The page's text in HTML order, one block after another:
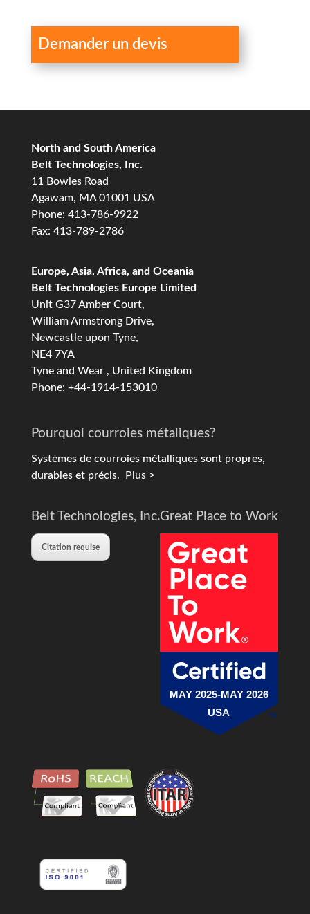
Demander un devis
North and South America
Belt Technologies, Inc.
11 Bowles Road
Agawam, MA 01001 USA
Phone: 413-786-9922
Fax: 413-789-2786
Europe, Asia, Africa, and Oceania
Belt Technologies Europe Limited
Unit G37 Amber Court,
William Armstrong Drive,
Newcastle upon Tyne,
NE4 7YA
Tyne and Wear , United Kingdom
Phone: +44-1914-153010
Pourquoi courroies métaliques?
Systèmes de courroies métalliques sont propres,
durables et précis. Plus >
Belt Technologies, Inc.
Citation requise
Great Place to Work
MAY 2025-MAY 2026
USA